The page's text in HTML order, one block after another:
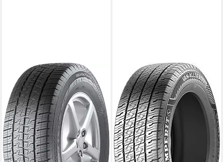
CONTINENTAL
Ganzjahresreifen
VANCONTACT 4SEASON, in
verschiedenen Ausführungen
erhältlich
Kraftstoffeffizienz
Produktdatenblatt
Nasshaftung
Produktdatenblatt